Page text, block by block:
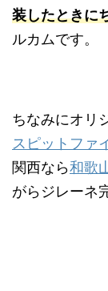
装したときに
ルカムです。
ちなみにオリ
スピットファ
関西なら和歌
がらジレーネ